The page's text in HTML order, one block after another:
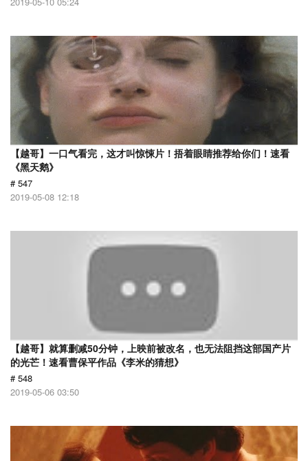
【越哥】一口气看完，这才叫惊悚片！捂着眼睛推荐给你们！速看
《黑天鹅》
# 547
2019-05-08 12:18
【越哥】就算删减50分钟，上映前被改名，也无法阻挡这部国产片
的光芒！速看曹保平作品《李米的猜想》
# 548
2019-05-06 03:50